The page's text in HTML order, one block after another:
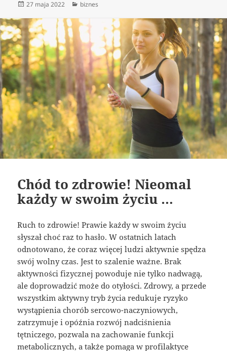
Data
27 maja 2022 Kategorie
biznes
Chód to zdrowie! Nieomal
każdy w swoim życiu …
Ruch to zdrowie! Prawie każdy w swoim życiu
słyszał choć raz to hasło. W ostatnich latach
odnotowano, że coraz więcej ludzi aktywnie spędza
swój wolny czas. Jest to szalenie ważne. Brak
aktywności fizycznej powoduje nie tylko nadwagą,
ale doprowadzić może do otyłości. Zdrowy, a przede
wszystkim aktywny tryb życia redukuje ryzyko
wystąpienia chorób sercowo-naczyniowych,
zatrzymuje i opóźnia rozwój nadciśnienia
tętniczego, pozwala na zachowanie funkcji
metabolicznych, a także pomaga w profilaktyce